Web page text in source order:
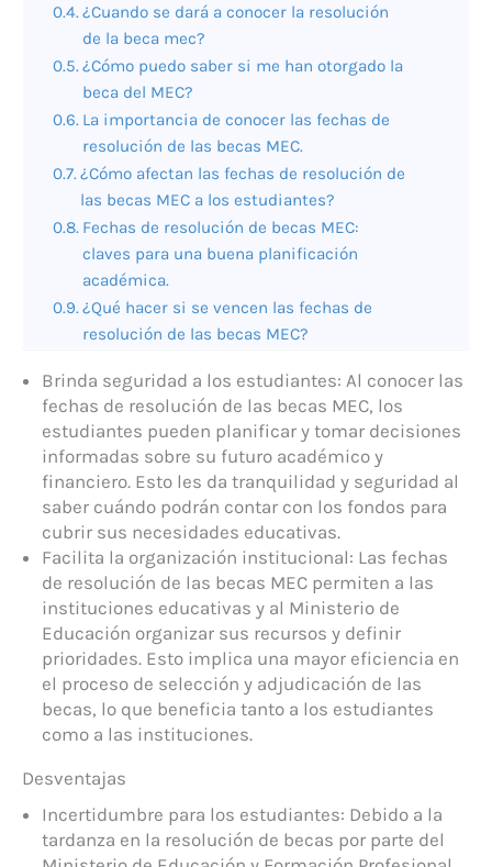
¿Cuando se dará a conocer la resolución
de la beca mec?
¿Cómo puedo saber si me han otorgado la
beca del MEC?
La importancia de conocer las fechas de
resolución de las becas MEC.
¿Cómo afectan las fechas de resolución de
las becas MEC a los estudiantes?
Fechas de resolución de becas MEC:
claves para una buena planificación
académica.
¿Qué hacer si se vencen las fechas de
resolución de las becas MEC?
Brinda seguridad a los estudiantes: Al conocer las
fechas de resolución de las becas MEC, los
estudiantes pueden planificar y tomar decisiones
informadas sobre su futuro académico y
financiero. Esto les da tranquilidad y seguridad al
saber cuándo podrán contar con los fondos para
cubrir sus necesidades educativas.
Facilita la organización institucional: Las fechas
de resolución de las becas MEC permiten a las
instituciones educativas y al Ministerio de
Educación organizar sus recursos y definir
prioridades. Esto implica una mayor eficiencia en
el proceso de selección y adjudicación de las
becas, lo que beneficia tanto a los estudiantes
como a las instituciones.
Desventajas
Incertidumbre para los estudiantes: Debido a la
tardanza en la resolución de becas por parte del